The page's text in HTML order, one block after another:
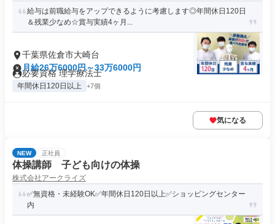
給与は前職給与をアップできるように考慮します◎年間休日120日
＆残業少なめ☆賞与実績4ヶ月...
千葉県佐倉市大崎台
月給26万6000円～33万6000円
必要資格 理学療法士
年間休日120日以上 +7個
気になる
NEW 正社員
体操講師 子ども向けの体操
株式会社アークライズ
✅無資格・未経験OK✅年間休日120日以上✅ショッピングセンター
内